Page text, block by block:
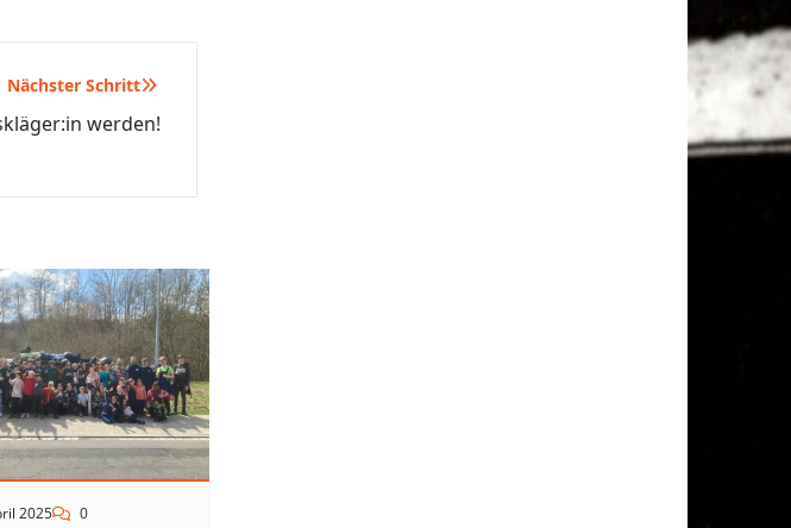
Nächster Schritt
werden!
2025 0